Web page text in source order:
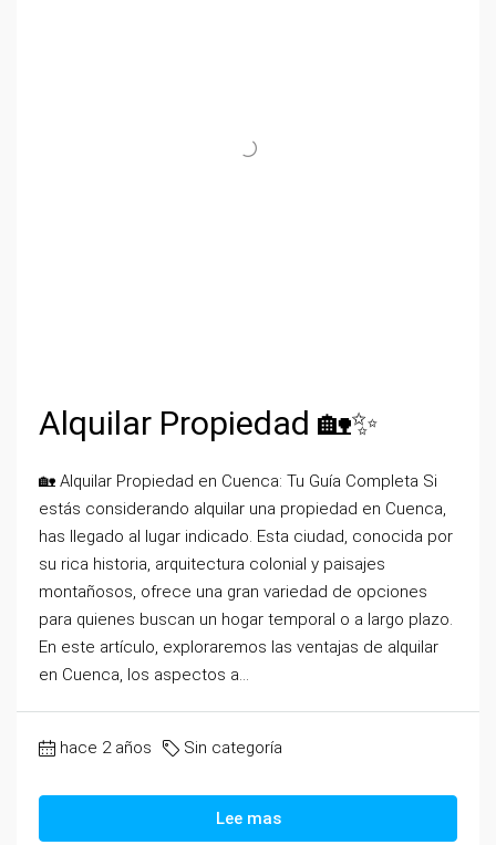
Alquilar Propiedad 🏡✨
🏡 Alquilar Propiedad en Cuenca: Tu Guía Completa Si
estás considerando alquilar una propiedad en Cuenca,
has llegado al lugar indicado. Esta ciudad, conocida por
su rica historia, arquitectura colonial y paisajes
montañosos, ofrece una gran variedad de opciones
para quienes buscan un hogar temporal o a largo plazo.
En este artículo, exploraremos las ventajas de alquilar
en Cuenca, los aspectos a...
hace 2 años Sin categoría
Lee mas